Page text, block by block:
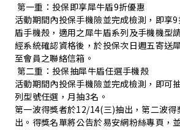
第一重：投保即享犀牛盾9折優惠
活動期間內投保手機險並完成檢測，即享
盾手機殼，適用之犀牛盾系列及手機機型
經系統確認資格後，於投保次日週五寄送
至會員之聯絡信箱。
第二重：投保抽犀牛盾任選手機殼
活動期間內投保手機險並完成檢測，即可
列型號任選，月抽3名。
第一波得獎者於12/14(三)抽出，第二波
出。得獎名單將公告於易安網粉絲專頁，